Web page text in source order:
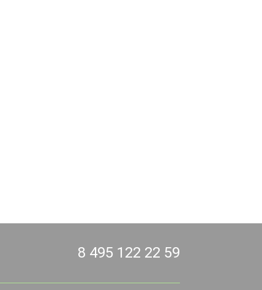
8 495 122 22 59